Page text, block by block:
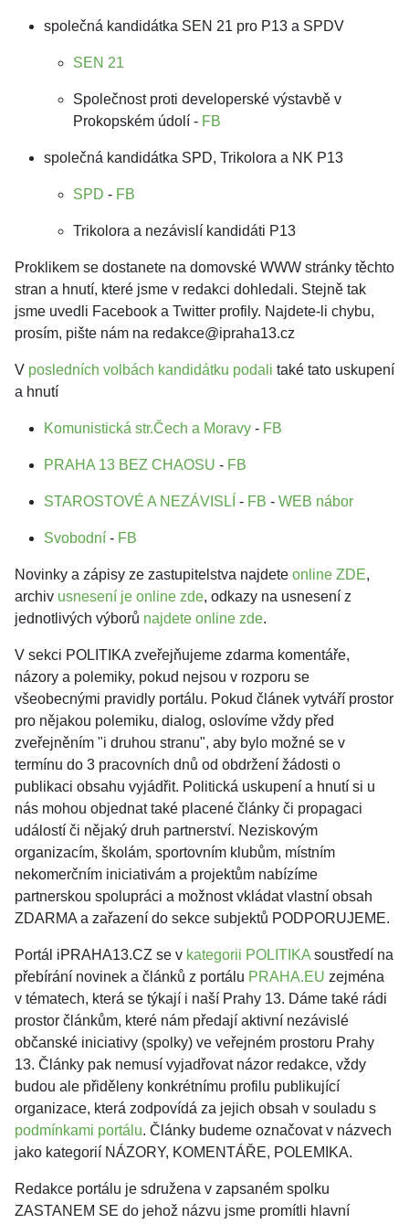
společná kandidátka SEN 21 pro P13 a SPDV
SEN 21
Společnost proti developerské výstavbě v
Prokopském údolí - FB
společná kandidátka SPD, Trikolora a NK P13
SPD - FB
Trikolora a nezávislí kandidáti P13
Proklikem se dostanete na domovské WWW stránky těchto
stran a hnutí, které jsme v redakci dohledali. Stejně tak
jsme uvedli Facebook a Twitter profily. Najdete-li chybu,
prosím, pište nám na redakce@ipraha13.cz
V posledních volbách kandidátku podali také tato uskupení
a hnutí
Komunistická str.Čech a Moravy - FB
PRAHA 13 BEZ CHAOSU - FB
STAROSTOVÉ A NEZÁVISLÍ - FB - WEB nábor
Svobodní - FB
Novinky a zápisy ze zastupitelstva najdete online ZDE,
archiv usnesení je online zde, odkazy na usnesení z
jednotlivých výborů najdete online zde.
V sekci POLITIKA zveřejňujeme zdarma komentáře,
názory a polemiky, pokud nejsou v rozporu se
všeobecnými pravidly portálu. Pokud článek vytváří prostor
pro nějakou polemiku, dialog, oslovíme vždy před
zveřejněním "i druhou stranu", aby bylo možné se v
termínu do 3 pracovních dnů od obdržení žádosti o
publikaci obsahu vyjádřit. Politická uskupení a hnutí si u
nás mohou objednat také placené články či propagaci
událostí či nějaký druh partnerství. Neziskovým
organizacím, školám, sportovním klubům, místním
nekomerčním iniciativám a projektům nabízíme
partnerskou spolupráci a možnost vkládat vlastní obsah
ZDARMA a zařazení do sekce subjektů PODPORUJEME.
Portál iPRAHA13.CZ se v kategorii POLITIKA soustředí na
přebírání novinek a článků z portálu PRAHA.EU zejména
v tématech, která se týkají i naší Prahy 13. Dáme také rádi
prostor článkům, které nám předají aktivní nezávislé
občanské iniciativy (spolky) ve veřejném prostoru Prahy
13. Články pak nemusí vyjadřovat názor redakce, vždy
budou ale přiděleny konkrétnímu profilu publikující
organizace, která zodpovídá za jejich obsah v souladu s
podmínkami portálu. Články budeme označovat v názvech
jako kategorií NÁZORY, KOMENTÁŘE, POLEMIKA.
Redakce portálu je sdružena v zapsaném spolku
ZASTANEM SE do jehož názvu jsme promítli hlavní